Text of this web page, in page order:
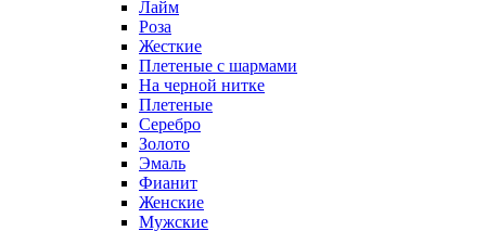
Лайм
Роза
Жесткие
Плетеные с шармами
На черной нитке
Плетеные
Серебро
Золото
Эмаль
Фианит
Женские
Мужские